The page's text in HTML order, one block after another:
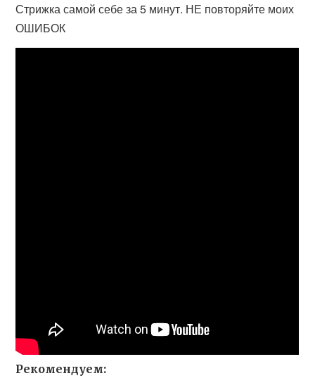
Стрижка самой себе за 5 минут. НЕ повторяйте моих
ОШИБОК
Рекомендуем: